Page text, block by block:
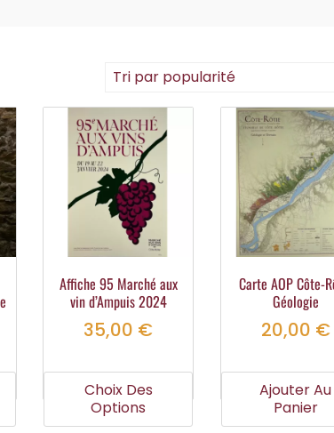
produit
a
plusieurs
Affiche 95 Marché aux
vin d’Ampuis 2024
35,00 €
Choix Des
Options
produit
a
plusieurs
Carte AOP Côte-
Géologie
20,00 €
Ajouter Au
Panier